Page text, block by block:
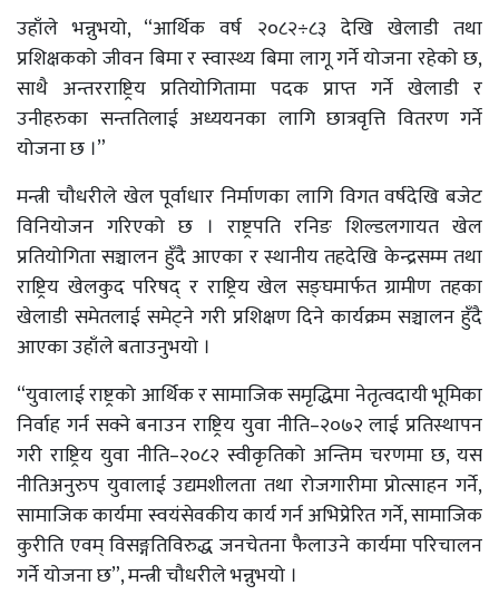
उहाँले भन्नुभयो, “आर्थिक वर्ष २०८२÷८३ देखि खेलाडी तथा
प्रशिक्षकको जीवन बिमा र स्वास्थ्य बिमा लागू गर्ने योजना रहेको छ,
साथै अन्तरराष्ट्रिय प्रतियोगितामा पदक प्राप्त गर्ने खेलाडी र
उनीहरुका सन्ततिलाई अध्ययनका लागि छात्रवृत्ति वितरण गर्ने
योजना छ ।”
मन्त्री चौधरीले खेल पूर्वाधार निर्माणका लागि विगत वर्षदेखि बजेट
विनियोजन गरिएको छ । राष्ट्रपति रनिङ शिल्डलगायत खेल
प्रतियोगिता सञ्चालन हुँदै आएका र स्थानीय तहदेखि केन्द्रसम्म तथा
राष्ट्रिय खेलकुद परिषद् र राष्ट्रिय खेल सङ्घमार्फत ग्रामीण तहका
खेलाडी समेतलाई समेट्ने गरी प्रशिक्षण दिने कार्यक्रम सञ्चालन हुँदै
आएका उहाँले बताउनुभयो ।
“युवालाई राष्ट्रको आर्थिक र सामाजिक समृद्धिमा नेतृत्वदायी भूमिका
निर्वाह गर्न सक्ने बनाउन राष्ट्रिय युवा नीति–२०७२ लाई प्रतिस्थापन
गरी राष्ट्रिय युवा नीति–२०८२ स्वीकृतिको अन्तिम चरणमा छ, यस
नीतिअनुरुप युवालाई उद्यमशीलता तथा रोजगारीमा प्रोत्साहन गर्ने,
सामाजिक कार्यमा स्वयंसेवकीय कार्य गर्न अभिप्रेरित गर्ने, सामाजिक
कुरीति एवम् विसङ्गतिविरुद्ध जनचेतना फैलाउने कार्यमा परिचालन
गर्ने योजना छ”, मन्त्री चौधरीले भन्नुभयो ।